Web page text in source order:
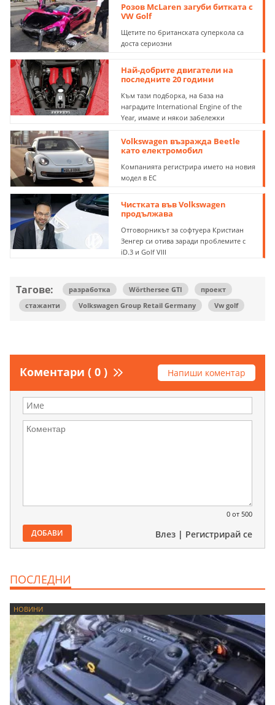
Розов McLaren загуби битката с
VW Golf
Щетите по британската суперкола са
доста сериозни
Най-добрите двигатели на
последните 20 години
Към тази подборка, на база на
наградите International Engine of the
Year, имаме и някои забележки
Volkswagen възражда Beetle
като електромобил
Компанията регистрира името на новия
модел в ЕС
Чистката във Volkswagen
продължава
Отговорникът за софтуера Кристиан
Зенгер си отива заради проблемите с
iD.3 и Golf VIII
Тагове: разработка Wörthersee GTI
проект
стажанти
Volkswagen Group Retail Germany Vw golf
Коментари ( 0 ) Напиши коментар
0 от 500
ДОБАВИ Влез | Регистрирай се
ПОСЛЕДНИ
НОВИНИ